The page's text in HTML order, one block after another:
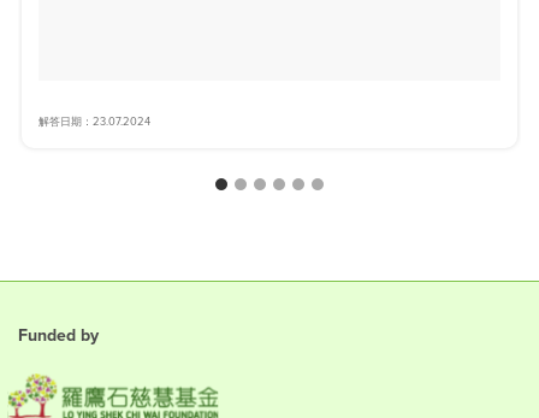
解答日期：23.07.2024
Funded by